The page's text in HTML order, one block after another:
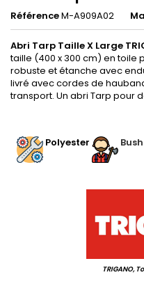
RéférenceM-A909A02
Abri Tarp Taille X Large
taille (400 x 300 cm) en toile
robuste et étanche avec
livré avec cordes de
transport. Un abri Tarp pour
Polyester
TRIGANO,